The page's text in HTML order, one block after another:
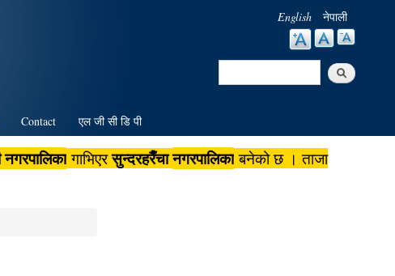
English नेपाली
Search
Contact एल जी सी डि पी
गाभिएरसुन्दरहरैँचानगरपालिकाबनेको छ । ताजा